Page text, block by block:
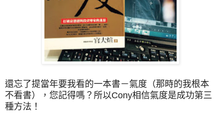
還忘了提當年要我看的一本書－氣度（那時的我根本
不看書），您記得嗎？所以Cony相信氣度是成功第三
種方法！